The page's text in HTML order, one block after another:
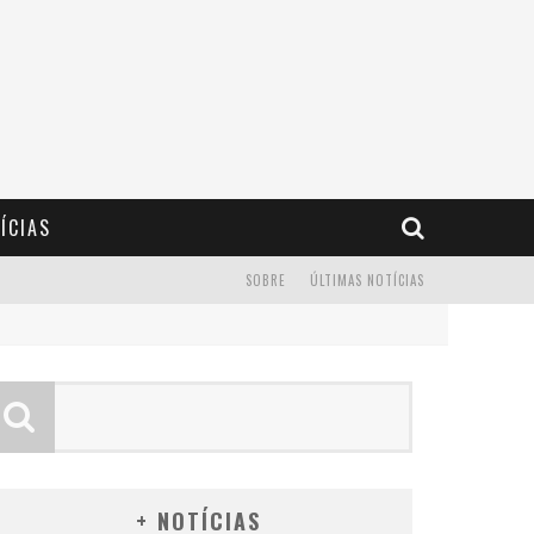
ÚLTIMAS NOTÍCIAS
SOBRE
+ NOTÍCIAS